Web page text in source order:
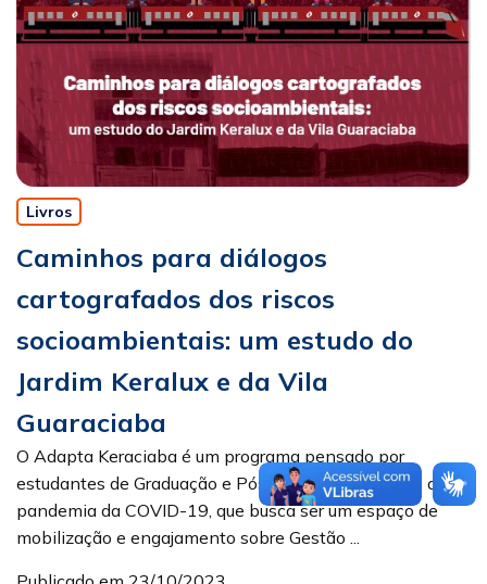
Livros
Caminhos para diálogos
cartografados dos riscos
socioambientais: um estudo do
Jardim Keralux e da Vila
Guaraciaba
O Adapta Keraciaba é um programa pensado por
estudantes de Graduação e Pós-Graduação durante a
pandemia da COVID-19, que busca ser um espaço de
mobilização e engajamento sobre Gestão ...